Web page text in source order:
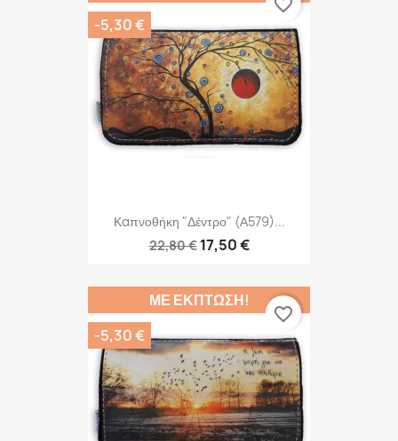
Καπνοθήκη "Δέντρο" (Α579)...
22,80 € 17,50 €
-5,30 €
ΜΕ ΈΚΠΤΩΣΗ!
-5,30 €
favorite_border